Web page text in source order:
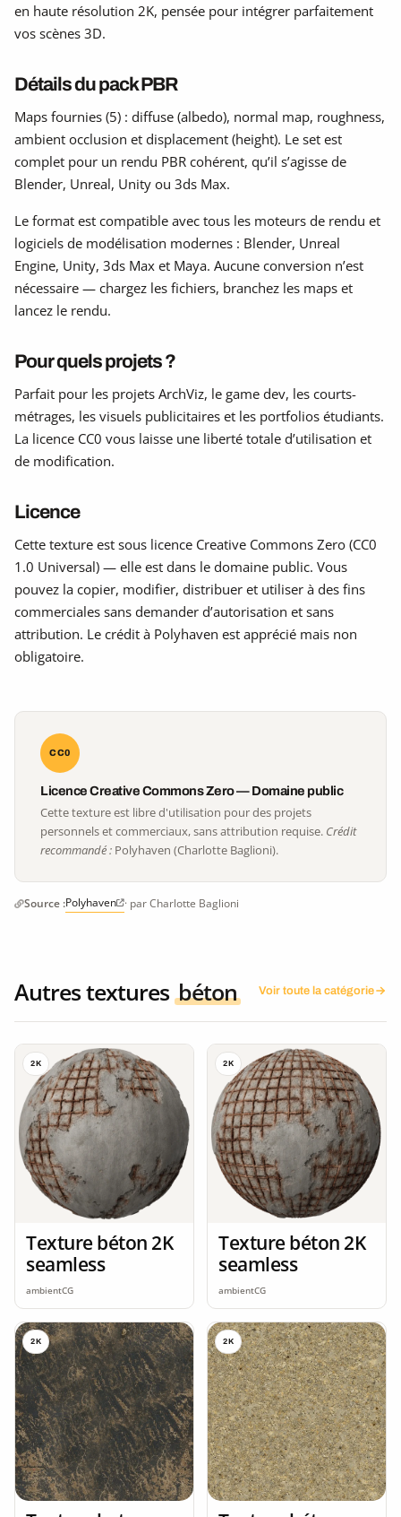
en haute résolution 2K, pensée pour intégrer parfaitement
vos scènes 3D.
Détails du pack PBR
Maps fournies (5) : diffuse (albedo), normal map, roughness,
ambient occlusion et displacement (height). Le set est
complet pour un rendu PBR cohérent, qu’il s’agisse de
Blender, Unreal, Unity ou 3ds Max.
Le format est compatible avec tous les moteurs de rendu et
logiciels de modélisation modernes : Blender, Unreal
Engine, Unity, 3ds Max et Maya. Aucune conversion n’est
nécessaire — chargez les fichiers, branchez les maps et
lancez le rendu.
Pour quels projets ?
Parfait pour les projets ArchViz, le game dev, les courts-
métrages, les visuels publicitaires et les portfolios étudiants.
La licence CC0 vous laisse une liberté totale d’utilisation et
de modification.
Licence
Cette texture est sous licence Creative Commons Zero (CC0
1.0 Universal) — elle est dans le domaine public. Vous
pouvez la copier, modifier, distribuer et utiliser à des fins
commerciales sans demander d’autorisation et sans
attribution. Le crédit à Polyhaven est apprécié mais non
obligatoire.
CC0
Licence Creative Commons Zero — Domaine public
Cette texture est libre d'utilisation pour des projets
personnels et commerciaux, sans attribution requise. Crédit
recommandé : Polyhaven (Charlotte Baglioni).
Source :Polyhaven · par Charlotte Baglioni
Autres textures béton Voir toute la catégorie
2K
Texture béton 2K
seamless
ambientCG
2K
Texture béton 2K
seamless
ambientCG
2K 2K